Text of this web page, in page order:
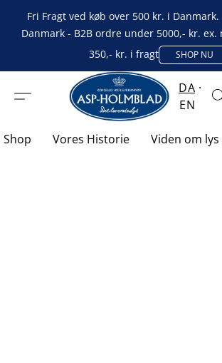
Fri Fragt ved køb over 500 kr. i
Danmark - B2B ordre under 5000,- kr.
350,- kr. i fragt
SHOP NU
DA
EN
Shop Vores Historie Viden om lys